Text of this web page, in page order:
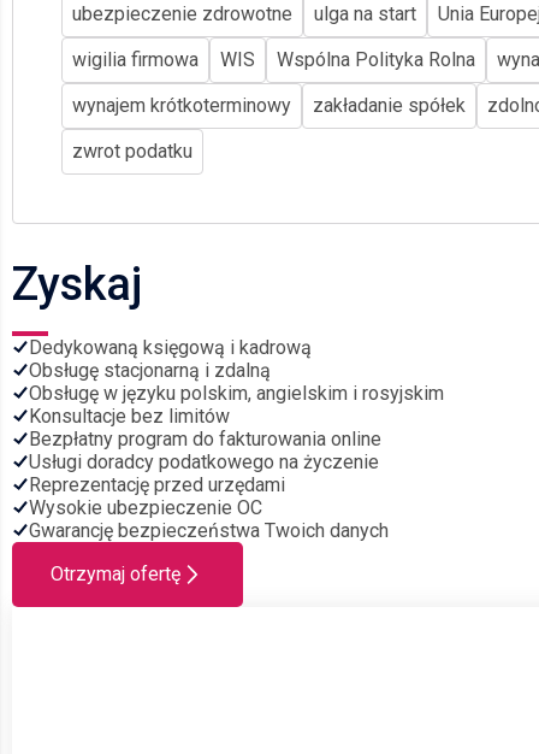
ubezpieczenie zdrowotne
ulga na start
Unia
wigilia firmowa
WIS Wspólna Polityka Rolna
wynajem krótkoterminowy
zakładanie spółek
zwrot podatku
Zyskaj
Dedykowaną księgową i kadrową
Obsługę stacjonarną i zdalną
Obsługę w języku polskim, angielskim i rosyjskim
Konsultacje bez limitów
Bezpłatny program do fakturowania online
Usługi doradcy podatkowego na życzenie
Reprezentację przed urzędami
Wysokie ubezpieczenie OC
Gwarancję bezpieczeństwa Twoich danych
Otrzymaj ofertę